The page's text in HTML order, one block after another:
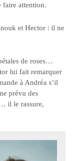
attention.
et Hector : il ne
de roses…
lui fait remarquer
à Andréa s’il
prévu des
il le rassure,